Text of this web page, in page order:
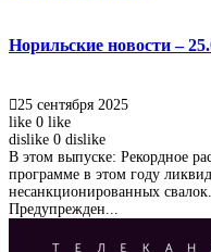
Норильские новости –
25 сентября 2025
like 0 like
dislike 0 dislike
В этом выпуске: Рекордное
программе в этом году
несанкционированных
Предупрежден...